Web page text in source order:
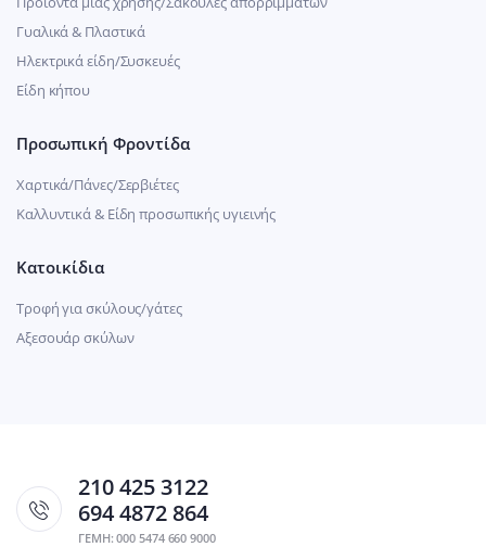
Γυαλικά & Πλαστικά
Ηλεκτρικά είδη/Συσκευές
Είδη κήπου
Προσωπική Φροντίδα
Χαρτικά/Πάνες/Σερβιέτες
Καλλυντικά & Είδη προσωπικής υγιεινής
Κατοικίδια
Τροφή για σκύλους/γάτες
Αξεσουάρ σκύλων
210 425 3122
694 4872 864
ΓΕΜΗ: 000 5474 660 9000